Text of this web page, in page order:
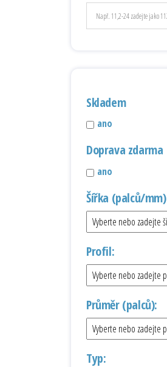
Skladem
ano
Doprava zdarma
ano
Šířka (palců/mm)
Profil:
Průměr (palců):
Typ: